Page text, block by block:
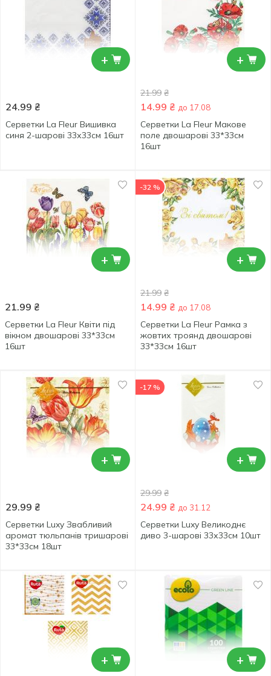
+
24.99 ₴
Серветки La Fleur Вишивка
синя 2-шарові 33х33см 16шт
+
21.99 ₴
14.99 ₴ до 17.08
Серветки La Fleur Макове
поле двошарові 33*33см
16шт
+
21.99 ₴
Серветки La Fleur Квіти під
вікном двошарові 33*33см
16шт
+
-32 %
21.99 ₴
14.99 ₴ до 17.08
Серветки La Fleur Рамка з
жовтих троянд двошарові
33*33см 16шт
+
29.99 ₴
Серветки Luxy Звабливий
аромат тюльпанів тришарові
33*33см 18шт
+
-17 %
29.99 ₴
24.99 ₴ до 31.12
Серветки Luxy Великоднє
диво 3-шарові 33х33см 10шт
+ +